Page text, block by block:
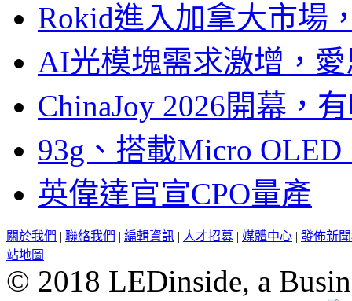
Rokid進入加拿大市場
AI光模塊需求激增，
ChinaJoy 2026開幕，
93g、搭載Micro
英偉達官宣CPO量產
關於我們 | 聯絡我們 | 編輯資訊 | 人才招募 | 媒體中心 | 發佈新
站地圖
© 2018 LEDinside, a